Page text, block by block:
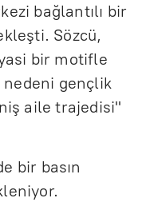
bağlantılı bir
Sözcü,
bir motifle
gençlik
aile trajedisi"
bir basın